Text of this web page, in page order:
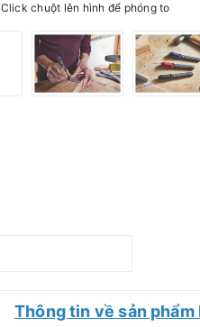
Click chuột lên hình để phóng to
Thông tin về sản